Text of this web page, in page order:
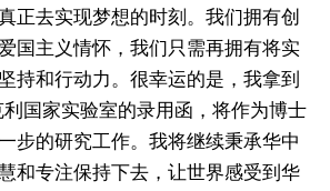
正去实现梦想的时刻。我们拥有创
国主义情怀，我们只需再拥有将实
持和行动力。很幸运的是，我拿到
国家实验室的录用函，将作为博士
步的研究工作。我将继续秉承华中
和专注保持下去，让世界感受到华